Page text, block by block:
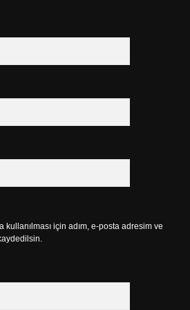
kullanılması için adım, e-posta adresim ve